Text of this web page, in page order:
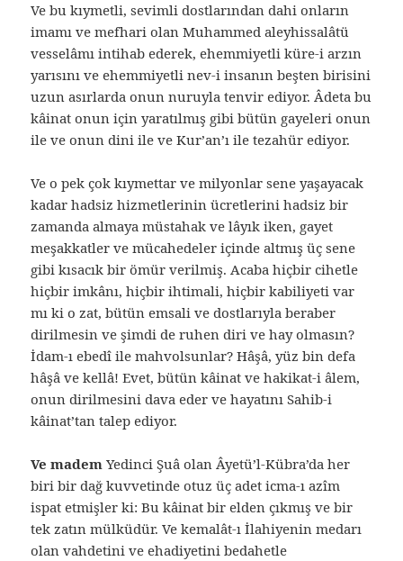
Ve bu kıymetli, sevimli dostlarından dahi onların
imamı ve mefhari olan Muhammed aleyhissalâtü
vesselâmı intihab ederek, ehemmiyetli küre-i arzın
yarısını ve ehemmiyetli nev-i insanın beşten birisini
uzun asırlarda onun nuruyla tenvir ediyor. Âdeta bu
kâinat onun için yaratılmış gibi bütün gayeleri onun
ile ve onun dini ile ve Kur’an’ı ile tezahür ediyor.
Ve o pek çok kıymettar ve milyonlar sene yaşayacak
kadar hadsiz hizmetlerinin ücretlerini hadsiz bir
zamanda almaya müstahak ve lâyık iken, gayet
meşakkatler ve mücahedeler içinde altmış üç sene
gibi kısacık bir ömür verilmiş. Acaba hiçbir cihetle
hiçbir imkânı, hiçbir ihtimali, hiçbir kabiliyeti var
mı ki o zat, bütün emsali ve dostlarıyla beraber
dirilmesin ve şimdi de ruhen diri ve hay olmasın?
İdam-ı ebedî ile mahvolsunlar? Hâşâ, yüz bin defa
hâşâ ve kellâ! Evet, bütün kâinat ve hakikat-i âlem,
onun dirilmesini dava eder ve hayatını Sahib-i
kâinat’tan talep ediyor.
Ve madem Yedinci Şuâ olan Âyetü’l-Kübra’da her
biri bir dağ kuvvetinde otuz üç adet icma-ı azîm
ispat etmişler ki: Bu kâinat bir elden çıkmış ve bir
tek zatın mülküdür. Ve kemalât-ı İlahiyenin medarı
olan vahdetini ve ehadiyetini bedahetle